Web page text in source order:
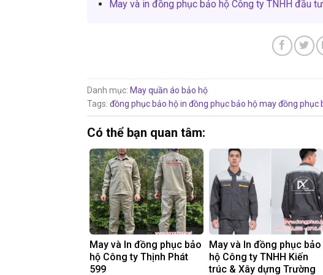
May và in đồng phục bảo hộ Công ty TNHH đầu
Danh mục: May quần áo bảo hộ
Tags: đồng phục bảo hộin đồng phục bảo hộmay đồng phục
Có thể bạn quan tâm:
May và In đồng phục bảo
hộ Công ty Thịnh Phát
599
May và In đồng phục bảo
hộ Công ty TNHH Kiến
trúc & Xây dựng Trường